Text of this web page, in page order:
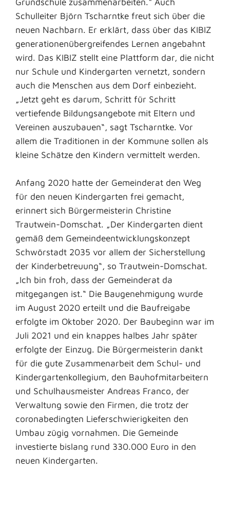
Schulleiter Björn Tscharntke freut sich über die
neuen Nachbarn. Er erklärt, dass über das KIBIZ
generationenübergreifendes Lernen angebahnt
wird. Das KIBIZ stellt eine Plattform dar, die nicht
nur Schule und Kindergarten vernetzt, sondern
auch die Menschen aus dem Dorf einbezieht.
„Jetzt geht es darum, Schritt für Schritt
vertiefende Bildungsangebote mit Eltern und
Vereinen auszubauen“, sagt Tscharntke. Vor
allem die Traditionen in der Kommune sollen als
kleine Schätze den Kindern vermittelt werden.
Anfang 2020 hatte der Gemeinderat den Weg
für den neuen Kindergarten frei gemacht,
erinnert sich Bürgermeisterin Christine
Trautwein-Domschat. „Der Kindergarten dient
gemäß dem Gemeindeentwicklungskonzept
Schwörstadt 2035 vor allem der Sicherstellung
der Kinderbetreuung“, so Trautwein-Domschat.
„Ich bin froh, dass der Gemeinderat da
mitgegangen ist.“ Die Baugenehmigung wurde
im August 2020 erteilt und die Baufreigabe
erfolgte im Oktober 2020. Der Baubeginn war im
Juli 2021 und ein knappes halbes Jahr später
erfolgte der Einzug. Die Bürgermeisterin dankt
für die gute Zusammenarbeit dem Schul- und
Kindergartenkollegium, den Bauhofmitarbeitern
und Schulhausmeister Andreas Franco, der
Verwaltung sowie den Firmen, die trotz der
coronabedingten Lieferschwierigkeiten den
Umbau zügig vornahmen. Die Gemeinde
investierte bislang rund 330.000 Euro in den
neuen Kindergarten.